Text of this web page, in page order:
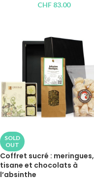
CHF 83.00
SOLD
OUT
Coffret sucré : meringues,
tisane et chocolats à
l’absinthe